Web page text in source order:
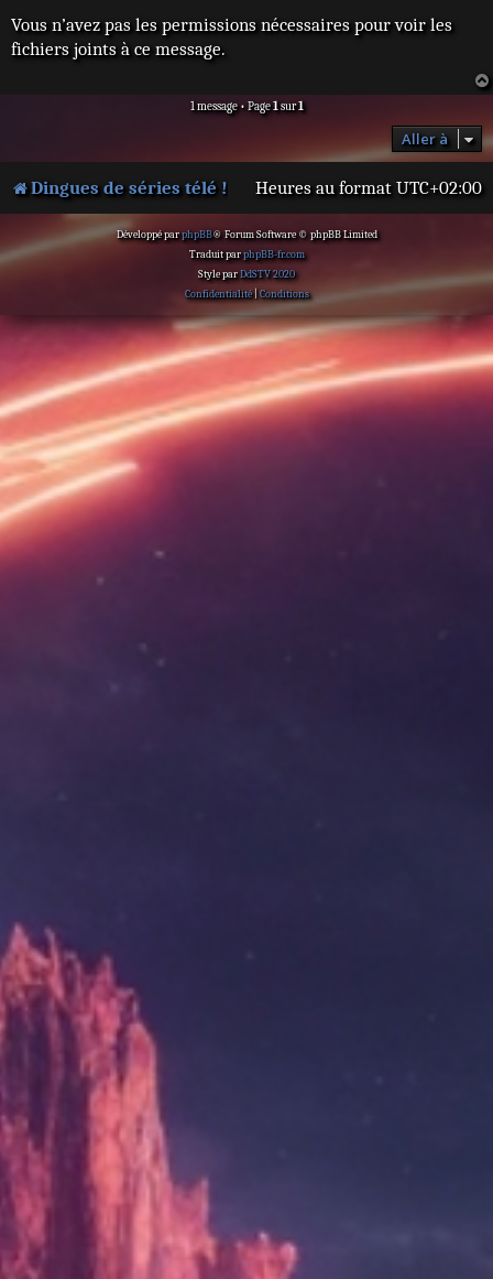
Vous n’avez pas les permissions nécessaires pour voir les
fichiers joints à ce message.
1 message • Page1sur1
Aller à
Dingues de séries télé ! Heures au format UTC+02:00
Développé parphpBB® Forum Software © phpBB Limited
Traduit parphpBB-fr.com
Style parDdSTV 2020
Confidentialité|Conditions